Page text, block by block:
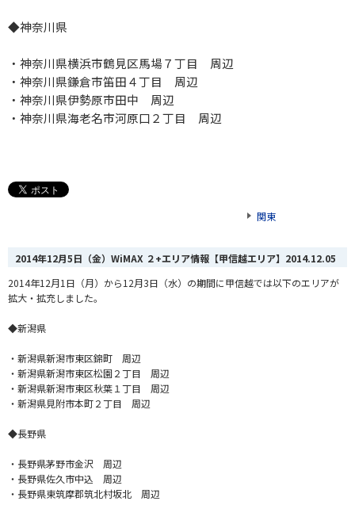
◆神奈川県
・神奈川県横浜市鶴見区馬場７丁目 周辺
・神奈川県鎌倉市笛田４丁目 周辺
・神奈川県伊勢原市田中 周辺
・神奈川県海老名市河原口２丁目 周辺
関東
2014年12月5日（金）WiMAX ２+エリア情報【甲信越エリア】 2014.12.05
2014年12月1日（月）から12月3日（水）の期間に甲信越では以下のエリアが
拡大・拡充しました。
◆新潟県
・新潟県新潟市東区錦町 周辺
・新潟県新潟市東区松園２丁目 周辺
・新潟県新潟市東区秋葉１丁目 周辺
・新潟県見附市本町２丁目 周辺
◆長野県
・長野県茅野市金沢 周辺
・長野県佐久市中込 周辺
・長野県東筑摩郡筑北村坂北 周辺